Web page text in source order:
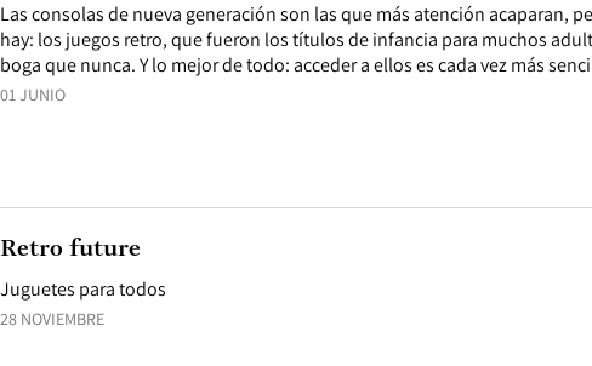
01 JUNIO
Las consolas de nueva generación son las que más atención acaparan,
hay: los juegos retro, que fueron los títulos de infancia para muchos
boga que nunca. Y lo mejor de todo: acceder a ellos es cada vez más
28 NOVIEMBRE
Juguetes para todos
Retro future